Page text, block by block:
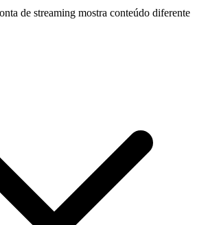
de streaming mostra conteúdo diferente